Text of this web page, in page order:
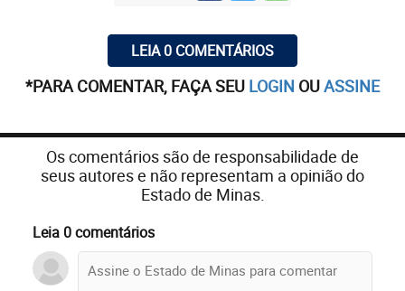
LEIA 0 COMENTÁRIOS
*PARA COMENTAR, FAÇA SEU LOGIN OUASSINE
Os comentários são de responsabilidade de
seus autores e não representam a opinião do
Estado de Minas.
Leia 0 comentários